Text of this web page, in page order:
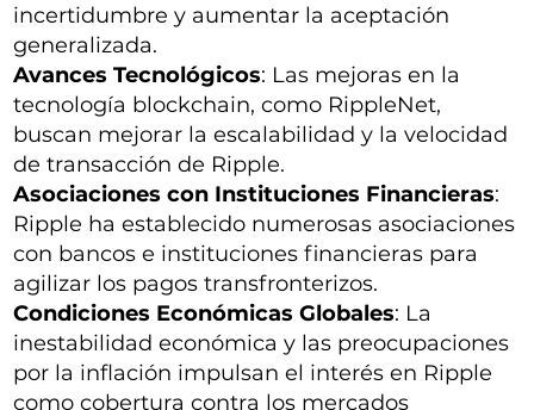
incertidumbre y aumentar la aceptación
generalizada.
Avances Tecnológicos: Las mejoras en la
tecnología blockchain, como RippleNet,
buscan mejorar la escalabilidad y la velocidad
de transacción de Ripple.
Asociaciones con Instituciones Financieras:
Ripple ha establecido numerosas asociaciones
con bancos e instituciones financieras para
agilizar los pagos transfronterizos.
Condiciones Económicas Globales: La
inestabilidad económica y las preocupaciones
por la inflación impulsan el interés en Ripple
como cobertura contra los mercados